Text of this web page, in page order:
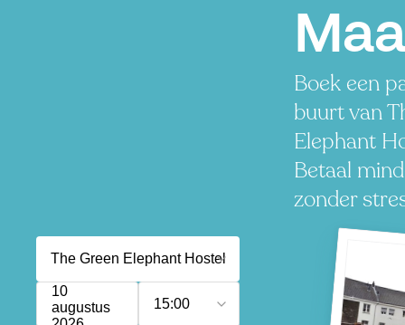
Boek een
buurt van
Elephant
Betaal
zonder
10
augustus
15:00